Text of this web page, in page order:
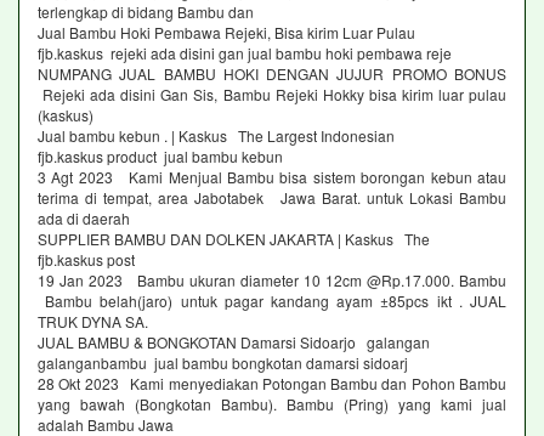
terlengkap di bidang Bambu dan
Jual Bambu Hoki Pembawa Rejeki, Bisa kirim Luar Pulau
fjb.kaskus rejeki ada disini gan jual bambu hoki pembawa reje
NUMPANG JUAL BAMBU HOKI DENGAN JUJUR PROMO BONUS
Rejeki ada disini Gan Sis, Bambu Rejeki Hokky bisa kirim luar pulau
(kaskus)
Jual bambu kebun . | Kaskus The Largest Indonesian
fjb.kaskus product jual bambu kebun
3 Agt 2023 Kami Menjual Bambu bisa sistem borongan kebun atau
terima di tempat, area Jabotabek Jawa Barat. untuk Lokasi Bambu
ada di daerah
SUPPLIER BAMBU DAN DOLKEN JAKARTA | Kaskus The
fjb.kaskus post
19 Jan 2023 Bambu ukuran diameter 10 12cm @Rp.17.000. Bambu
Bambu belah(jaro) untuk pagar kandang ayam ±85pcs ikt . JUAL
TRUK DYNA SA.
JUAL BAMBU & BONGKOTAN Damarsi Sidoarjo galangan
galanganbambu jual bambu bongkotan damarsi sidoarj
28 Okt 2023 Kami menyediakan Potongan Bambu dan Pohon Bambu
yang bawah (Bongkotan Bambu). Bambu (Pring) yang kami jual
adalah Bambu Jawa